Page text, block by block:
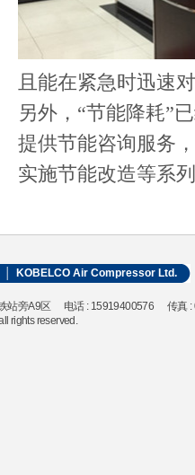
且能在紧急时迅速
另外，“节能降耗”
提供节能咨询服务
实施节能改造等系
KOBELCO Air Compressor Ltd.
铁站旁A9区 电话 : 15919400576 传真
rights reserved.